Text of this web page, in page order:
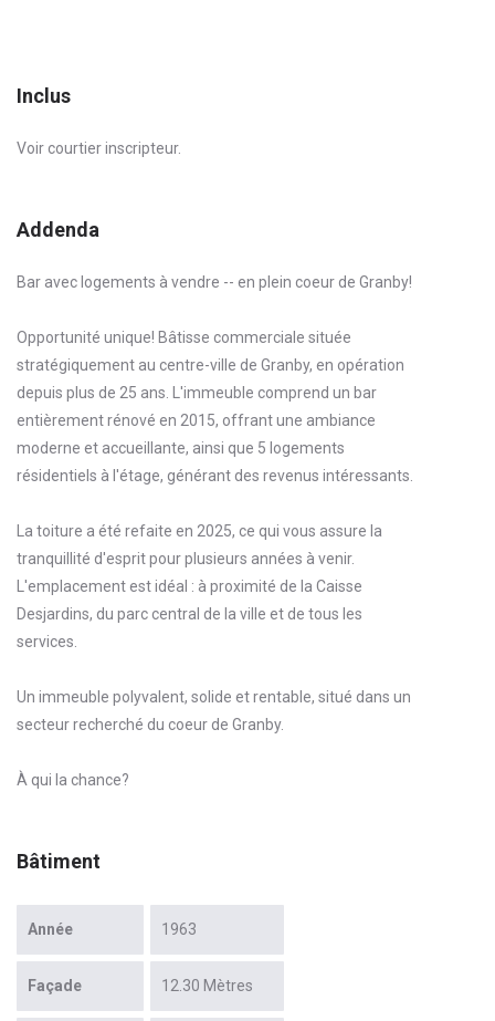
Inclus
Voir courtier inscripteur.
Addenda
Bar avec logements à vendre -- en plein coeur de Granby!
Opportunité unique! Bâtisse commerciale située
stratégiquement au centre-ville de Granby, en opération
depuis plus de 25 ans. L'immeuble comprend un bar
entièrement rénové en 2015, offrant une ambiance
moderne et accueillante, ainsi que 5 logements
résidentiels à l'étage, générant des revenus intéressants.
La toiture a été refaite en 2025, ce qui vous assure la
tranquillité d'esprit pour plusieurs années à venir.
L'emplacement est idéal : à proximité de la Caisse
Desjardins, du parc central de la ville et de tous les
services.
Un immeuble polyvalent, solide et rentable, situé dans un
secteur recherché du coeur de Granby.
À qui la chance?
Bâtiment
Année 1963
Façade 12.30 Mètres